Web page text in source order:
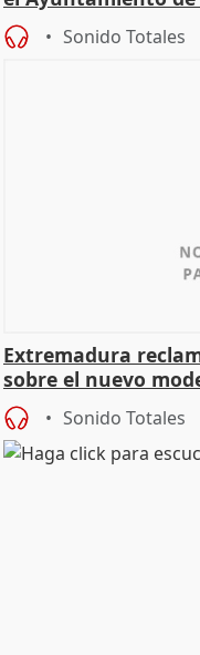
Sonido Totales
Extremadura
sobre el nuevo
Sonido Totales